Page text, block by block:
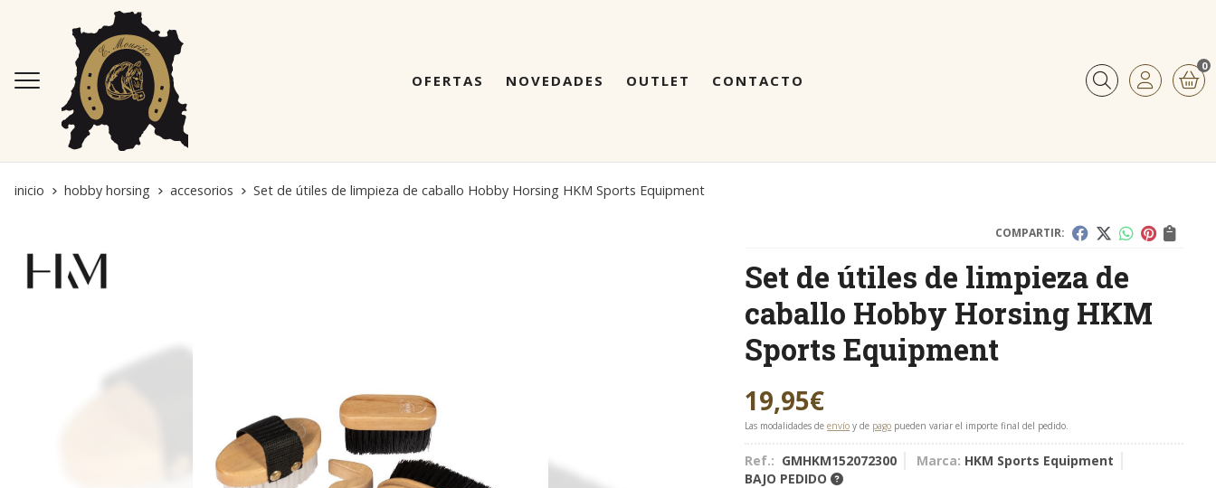
OFERTAS NOVEDADES OUTLET CONTACTO Buscar
0
inicio hobby horsing accesorios Set de útiles de limpieza de caballo Hobby Horsing HKM Sports Equipment
COMPARTIR:
Set de útiles de limpieza de
caballo Hobby Horsing HKM
Sports Equipment
19,95€
Las modalidades deenvío y de pago pueden variar el importe final del pedido.
Ref.: GMHKM152072300 Marca: HKM Sports Equipment
BAJO PEDIDO